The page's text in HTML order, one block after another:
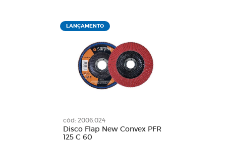
LANÇAMENTO
cód: 2006.024
Disco Flap New Convex PFR
125 C 60